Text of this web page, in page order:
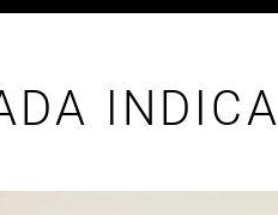
INDICA